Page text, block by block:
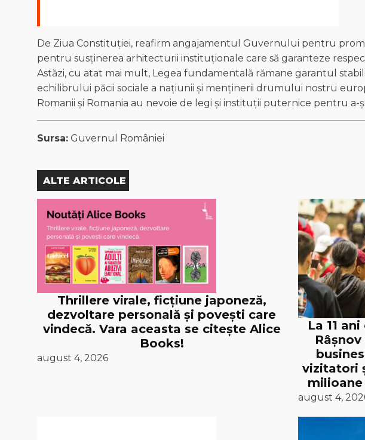
De Ziua Constituției, reafirm angajamentul Guvernului pentru
pentru susținerea arhitecturii instituționale care să garanteze
Astăzi, cu atat mai mult, Legea fundamentală rămane garantul
echilibrului păcii sociale a națiunii și menținerii drumului nostru
Romanii și Romania au nevoie de legi și instituții puternice pentru a-
Sursa: Guvernul României
ALTE ARTICOLE
Thrillere virale, ficțiune japoneză,
dezvoltare personală și povești care
vindecă. Vara aceasta se citește Alice
Books!
august 4, 2026
La 11
vizitatori
august 4,